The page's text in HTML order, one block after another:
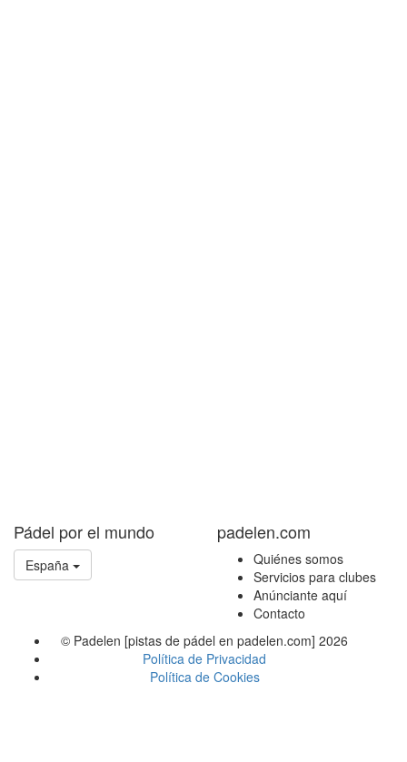
Pádel por el mundo
España
padelen.com
Quiénes somos
Servicios para clubes
Anúnciante aquí
Contacto
© Padelen [pistas de pádel en padelen.com] 2026
Política de Privacidad
Política de Cookies